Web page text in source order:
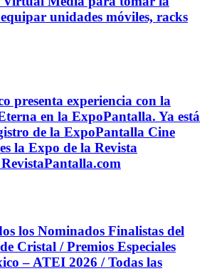
unidades móviles, racks
presenta experiencia con la
en la ExpoPantalla. Ya está
de la ExpoPantalla Cine
la Expo de la Revista
los Nominados Finalistas del
Cristal / Premios Especiales
– ATEI 2026 / Todas las